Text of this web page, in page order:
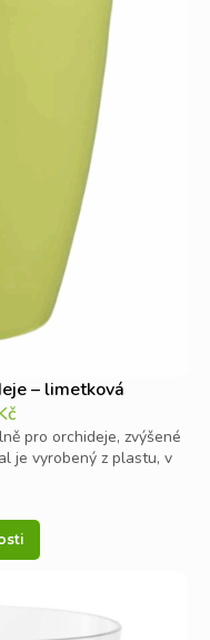
– limetková
pro orchideje, zvýšené
je vyrobený z plastu, v